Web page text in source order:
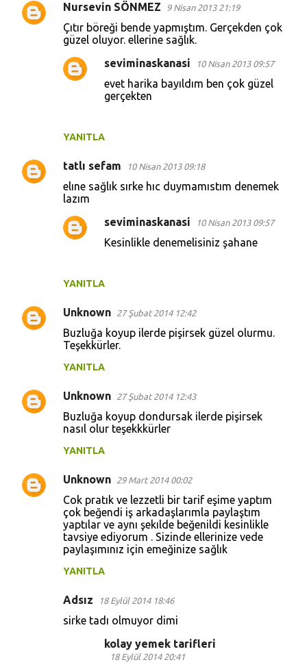
Nursevin SÖNMEZ 9 Nisan 2013 21:19
Çıtır böreği bende yapmıştım. Gerçekden çok
güzel oluyor. ellerine sağlık.
YANITLA
seviminaskanasi 10 Nisan 2013 09:57
evet harika bayıldım ben çok güzel
gerçekten
tatlı sefam 10 Nisan 2013 09:18
elıne sağlık sırke hıc duymamıstım denemek
lazım
YANITLA
seviminaskanasi 10 Nisan 2013 09:57
Kesinlikle denemelisiniz şahane
Unknown 27 Şubat 2014 12:42
Buzluğa koyup ilerde pişirsek güzel olurmu.
Teşekkürler.
YANITLA
Unknown 27 Şubat 2014 12:43
Buzluğa koyup dondursak ilerde pişirsek
nasıl olur teşekkkürler
YANITLA
Unknown 29 Mart 2014 00:02
Cok pratık ve lezzetli bir tarif eşime yaptım
çok beğendi iş arkadaşlarımla paylaştım
yaptılar ve aynı şekılde beğenildi kesinlikle
tavsiye ediyorum . Sizinde ellerinize vede
paylaşımınız için emeğinize sağlık
YANITLA
Adsız 18 Eylül 2014 18:46
sirke tadı olmuyor dimi
kolay yemek tarifleri
18 Eylül 2014 20:41